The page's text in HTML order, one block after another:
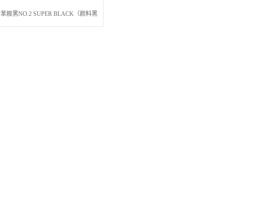
苯胺黑NO.2 SUPER BLACK（颜料黑
P.Bk.1，蓝相、高黑度，近似巴斯夫